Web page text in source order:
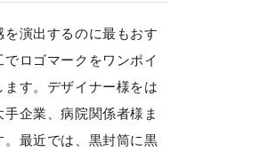
演出するのに最もおす
ロゴマークをワンポイ
す。デザイナー様をは
企業、病院関係者様ま
最近では、黒封筒に黒